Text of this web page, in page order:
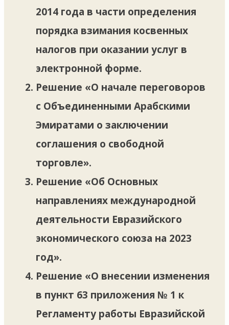
2014 года в части определения
порядка взимания косвенных
налогов при оказании услуг в
электронной форме.
Решение «О начале переговоров
с Объединенными Арабскими
Эмиратами о заключении
соглашения о свободной
торговле».
Решение «Об Основных
направлениях международной
деятельности Евразийского
экономического союза на 2023
год».
Решение «О внесении изменения
в пункт 63 приложения № 1 к
Регламенту работы Евразийской